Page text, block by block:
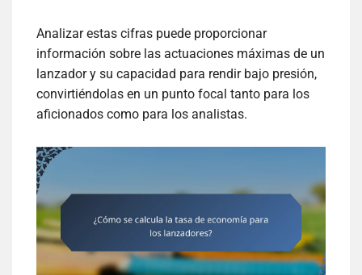
Analizar estas cifras puede proporcionar
información sobre las actuaciones máximas de un
lanzador y su capacidad para rendir bajo presión,
convirtiéndolas en un punto focal tanto para los
aficionados como para los analistas.